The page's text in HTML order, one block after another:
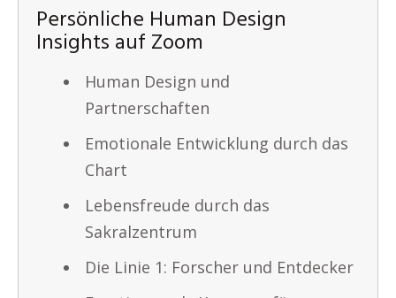
Persönliche Human Design
Insights auf Zoom
Human Design und
Partnerschaften
Emotionale Entwicklung durch das
Chart
Lebensfreude durch das
Sakralzentrum
Die Linie 1: Forscher und Entdecker